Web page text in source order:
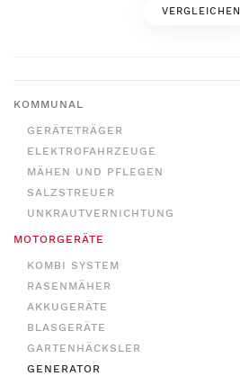
VERGLEICHEN
KOMMUNAL
GERÄTETRÄGER
ELEKTROFAHRZEUGE
MÄHEN UND PFLEGEN
SALZSTREUER
UNKRAUTVERNICHTUNG
MOTORGERÄTE
KOMBI SYSTEM
RASENMÄHER
AKKUGERÄTE
BLASGERÄTE
GARTENHÄCKSLER
GENERATOR